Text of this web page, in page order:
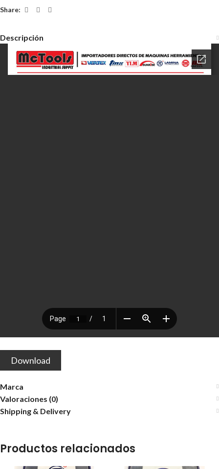
Share:
Descripción
Download
Marca
Valoraciones (0)
Shipping & Delivery
Productos relacionados